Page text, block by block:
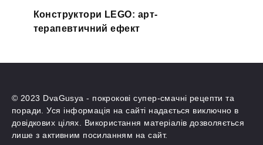
Конструктори LEGO: арт-
терапевтичний ефект
© 2023 DvaGusya - покрокові супер-смачні рецепти та
поради. Уся інформація на сайті надається виключно в
довідкових цілях. Використання матеріалів дозволяється
лише з активним посиланням на сайт.